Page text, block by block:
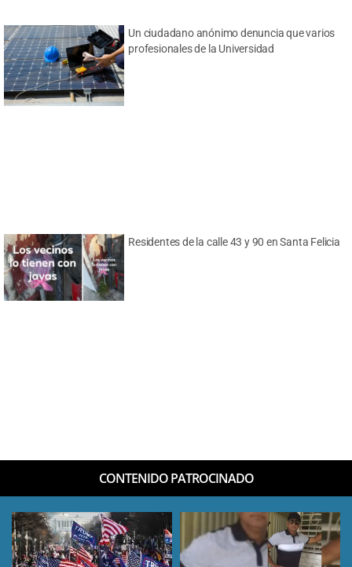
Un ciudadano anónimo denuncia que varios
profesionales de la Universidad
Residentes de la calle 43 y 90 en Santa Felicia
CONTENIDO PATROCINADO